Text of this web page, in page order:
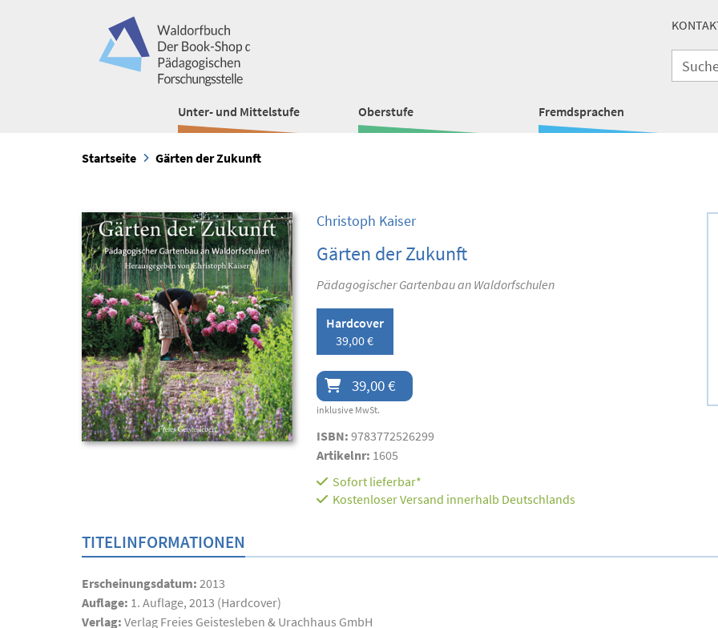
Unter- und Mittelstufe Oberstufe Fremdsprachen
Startseite Gärten der Zukunft
Christoph Kaiser
Gärten der Zukunft
Pädagogischer Gartenbau an Waldorfschulen
Hardcover
39,00 €
39,00 €
inklusive MwSt.
ISBN: 9783772526299
Artikelnr: 1605
Sofort lieferbar*
Kostenloser Versand innerhalb Deutschlands
TITELINFORMATIONEN
Erscheinungsdatum: 2013
Auflage: 1. Auflage, 2013 (Hardcover)
Verlag: Verlag Freies Geistesleben & Urachhaus GmbH